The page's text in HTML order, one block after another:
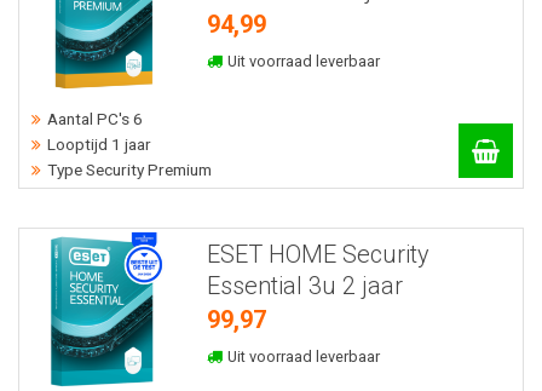
94,99
Uit voorraad leverbaar
Aantal PC's 6
Looptijd 1 jaar
Type Security Premium
ESET HOME Security
Essential 3u 2 jaar
99,97
Uit voorraad leverbaar